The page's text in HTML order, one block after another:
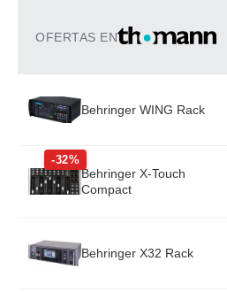
OFERTAS EN
Behringer WING Rack
-32%
Behringer X-Touch
Compact
Behringer X32 Rack